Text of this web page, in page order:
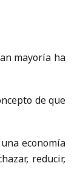
mayoría ha
de que
economía
reducir,